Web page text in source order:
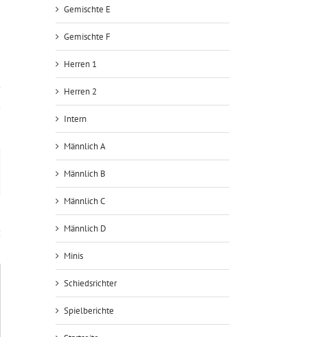
Gemischte E
Gemischte F
Herren 1
Herren 2
Intern
Männlich A
Männlich B
Männlich C
Männlich D
Minis
Schiedsrichter
Spielberichte